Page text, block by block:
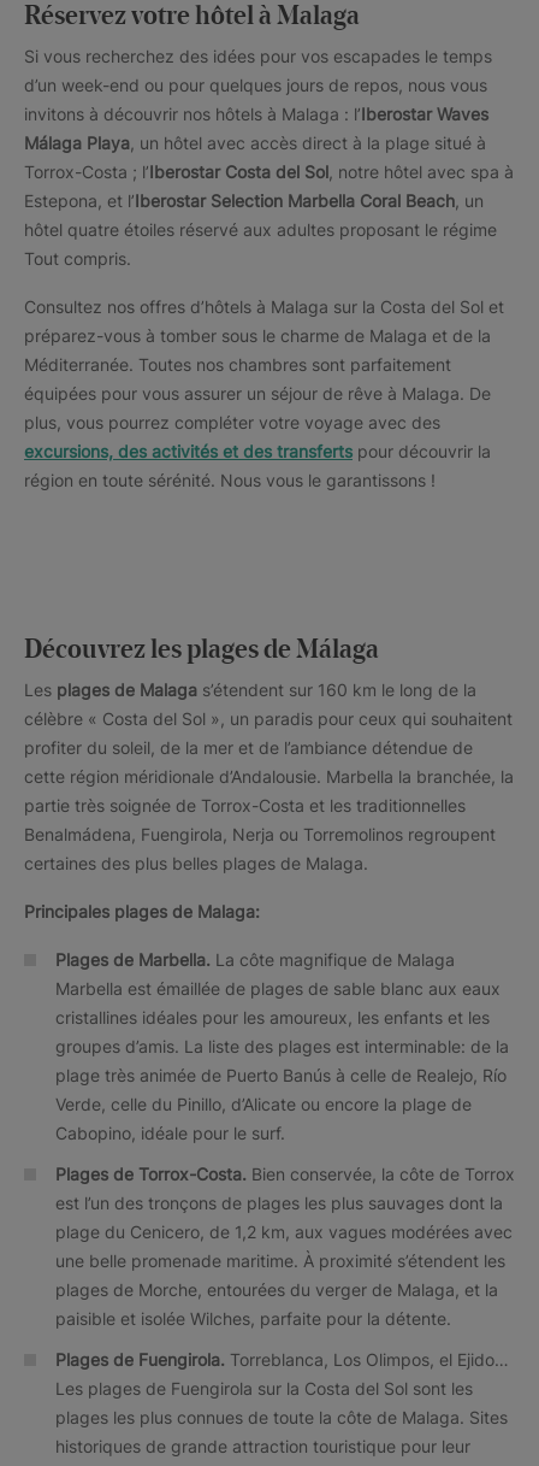
Réservez votre hôtel à Malaga
Si vous recherchez des idées pour vos escapades le temps
d’un week-end ou pour quelques jours de repos, nous vous
invitons à découvrir nos hôtels à Malaga : l’Iberostar Waves
Málaga Playa , un hôtel avec accès direct à la plage situé à
Torrox-Costa ; l’Iberostar Costa del Sol , notre hôtel avec spa à
Estepona, et l’Iberostar Selection Marbella Coral Beach , un
hôtel quatre étoiles réservé aux adultes proposant le régime
Tout compris.
Consultez nos offres d’hôtels à Malaga sur la Costa del Sol et
préparez-vous à tomber sous le charme de Malaga et de la
Méditerranée. Toutes nos chambres sont parfaitement
équipées pour vous assurer un séjour de rêve à Malaga. De
plus, vous pourrez compléter votre voyage avec des
excursions, des activités et des transferts pour découvrir la
région en toute sérénité. Nous vous le garantissons !
Découvrez les plages de Málaga
Les plages de Malaga s’étendent sur 160 km le long de la
célèbre « Costa del Sol », un paradis pour ceux qui souhaitent
profiter du soleil, de la mer et de l’ambiance détendue de
cette région méridionale d’Andalousie. Marbella la branchée, la
partie très soignée de Torrox-Costa et les traditionnelles
Benalmádena, Fuengirola, Nerja ou Torremolinos regroupent
certaines des plus belles plages de Malaga.
Principales plages de Malaga:
Plages de Marbella. La côte magnifique de Malaga
Marbella est émaillée de plages de sable blanc aux eaux
cristallines idéales pour les amoureux, les enfants et les
groupes d’amis. La liste des plages est interminable: de la
plage très animée de Puerto Banús à celle de Realejo, Río
Verde, celle du Pinillo, d’Alicate ou encore la plage de
Cabopino, idéale pour le surf.
Plages de Torrox-Costa. Bien conservée, la côte de Torrox
est l’un des tronçons de plages les plus sauvages dont la
plage du Cenicero, de 1,2 km, aux vagues modérées avec
une belle promenade maritime. À proximité s’étendent les
plages de Morche, entourées du verger de Malaga, et la
paisible et isolée Wilches, parfaite pour la détente.
Plages de Fuengirola. Torreblanca, Los Olimpos, el Ejido…
Les plages de Fuengirola sur la Costa del Sol sont les
plages les plus connues de toute la côte de Malaga. Sites
historiques de grande attraction touristique pour leur